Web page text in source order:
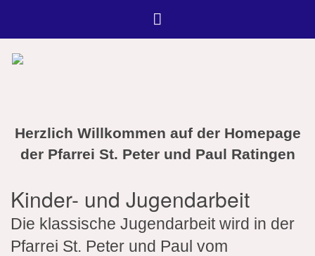
Herzlich Willkommen auf der Homepage
der Pfarrei St. Peter und Paul Ratingen
Kinder- und Jugendarbeit
Die klassische Jugendarbeit wird in der
Pfarrei St. Peter und Paul vom